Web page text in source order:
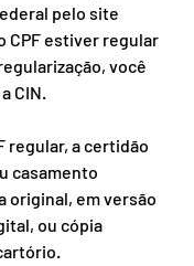
pelo site
CPF estiver regular
você
CIN.
regular, a certidão
casamento
original, em versão
ou cópia